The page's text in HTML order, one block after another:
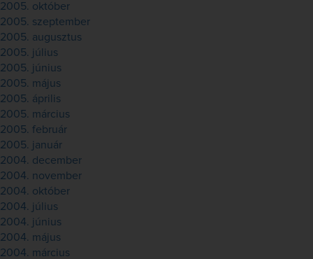
2005. október
2005. szeptember
2005. augusztus
2005. július
2005. június
2005. május
2005. április
2005. március
2005. február
2005. január
2004. december
2004. november
2004. október
2004. július
2004. június
2004. május
2004. március